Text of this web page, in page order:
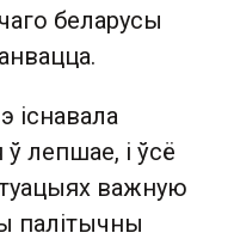
беларусы
існавала
лепшае, і ўсё
важную
палітычны